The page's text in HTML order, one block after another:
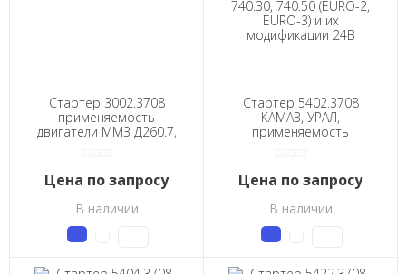
Стартер 3002.3708
применяемость
двигатели ММЗ Д260.7,
Цена по запросу
В наличии
Стартер 5402.3708
КАМАЗ, УРАЛ,
применяемость
EURO-3) и их
модификации 24В
Цена по запросу
В наличии